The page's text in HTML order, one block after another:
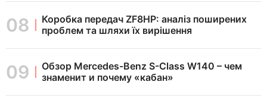
Коробка передач ZF8HP: аналіз поширених
проблем та шляхи їх вирішення
Обзор Mercedes-Benz S-Class W140 – чем
знаменит и почему «кабан»